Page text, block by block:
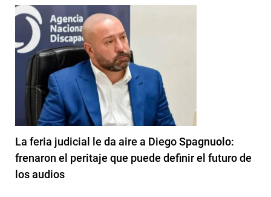
La feria judicial le da aire a Diego Spagnuolo:
frenaron el peritaje que puede definir el futuro de
los audios